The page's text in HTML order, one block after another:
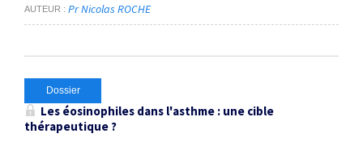
AUTEUR Pr Nicolas ROCHE
Dossier
Les éosinophiles dans l'asthme : une cible
thérapeutique ?